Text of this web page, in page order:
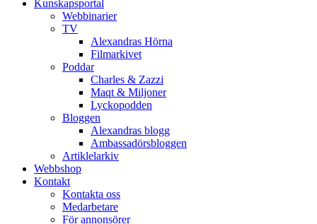
Kunskapsportal
Webbinarier
TV
Alexandras Hörna
Filmarkivet
Poddar
Charles & Zazzi
Maqt & Miljoner
Lyckopodden
Bloggen
Alexandras blogg
Ambassadörsbloggen
Artiklelarkiv
Webbshop
Kontakt
Kontakta oss
Medarbetare
För annonsörer